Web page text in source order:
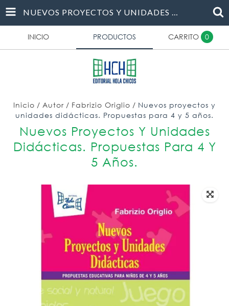
NUEVOS PROYECTOS Y UNIDADES DIDÁCTICAS. PROPUESTAS PARA 4 Y 5 AÑOS.
INICIO PRODUCTOS CARRITO 0
Inicio / Autor / Fabrizio Origlio / Nuevos proyectos y
unidades didácticas. Propuestas para 4 y 5 años.
Nuevos Proyectos Y Unidades
Didácticas. Propuestas Para 4 Y
5 Años.